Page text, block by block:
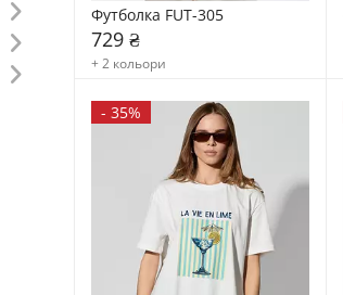
Футболка FUT-305
729 ₴
+ 2 кольори
- 35%